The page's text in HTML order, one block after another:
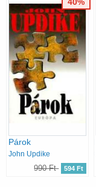
Párok
John Updike
990 Ft 594 Ft